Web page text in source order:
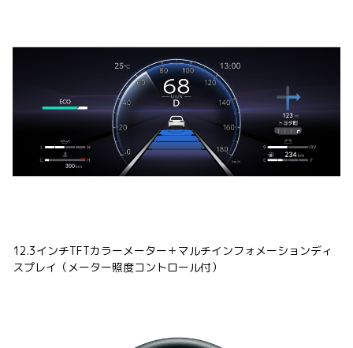
12.3インチTFTカラーメーター＋マルチインフォメーションディ
スプレイ（メーター照度コントロール付）